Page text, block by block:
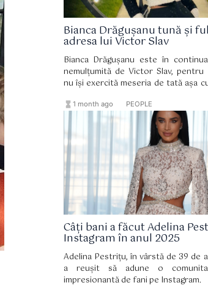
Bianca Drăgușanu tună și
adresa lui Victor Slav
Bianca Drăgușanu este în
nemulțumită de Victor Slav, pentru
nu își exercită meseria de tată așa
mama ei este cea care îi asigură
ceea ce are nevoie, mai ales din
de vedere financiar.
hourglass_full 1 month ago PEOPLE
Câți bani a făcut Adelina
Instagram în anul 2025
Adelina Pestrițu, în vârstă de 39 de
a reușit să adune o
impresionantă de fani pe Instagram.